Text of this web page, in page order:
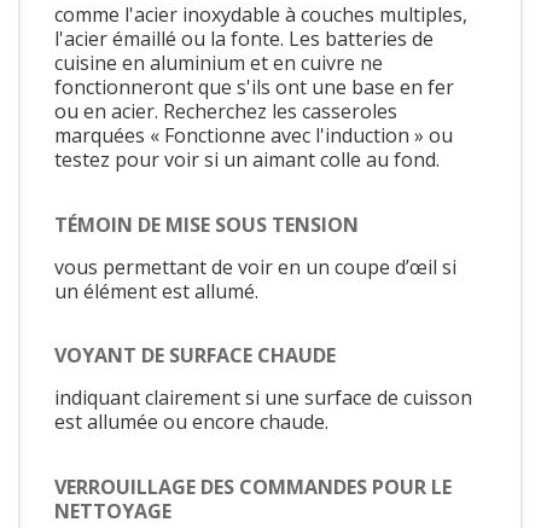
comme l'acier inoxydable à couches multiples,
l'acier émaillé ou la fonte. Les batteries de
cuisine en aluminium et en cuivre ne
fonctionneront que s'ils ont une base en fer
ou en acier. Recherchez les casseroles
marquées « Fonctionne avec l'induction » ou
testez pour voir si un aimant colle au fond.
TÉMOIN DE MISE SOUS TENSION
vous permettant de voir en un coupe d’œil si
un élément est allumé.
VOYANT DE SURFACE CHAUDE
indiquant clairement si une surface de cuisson
est allumée ou encore chaude.
VERROUILLAGE DES COMMANDES POUR LE
NETTOYAGE